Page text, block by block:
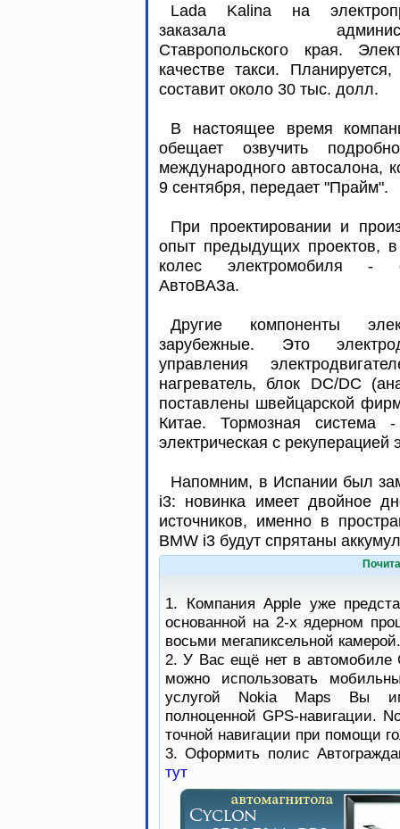
Lada Kalina на
заказала
Ставропольского края.
качестве такси.
составит около 30 тыс. долл.
В настоящее время
обещает озвучить
международного автосалона,
9 сентября, передает "Прайм".
При проектировании и
опыт предыдущих проектов,
колес электромобиля -
АвтоВAЗа.
Другие компоненты
зарубежные. Это
управления
нагреватель, блок DC/DC
поставлены швейцарской
Китае. Тормозная система
электрическая с рекуперацией
Напомним, в Испании был
i3: новинка имеет двойное
источников, именно в
BMW i3 будут спрятаны
1. Компания Apple уже
основанной на 2-х ядерном
восьми мегапиксельной камерой.
2. У Вас ещё нет в автомобиле
можно использовать
услугой Nokia Maps Вы
полноценной GPS-навигации.
точной навигации при помощи
3. Оформить полис
тут